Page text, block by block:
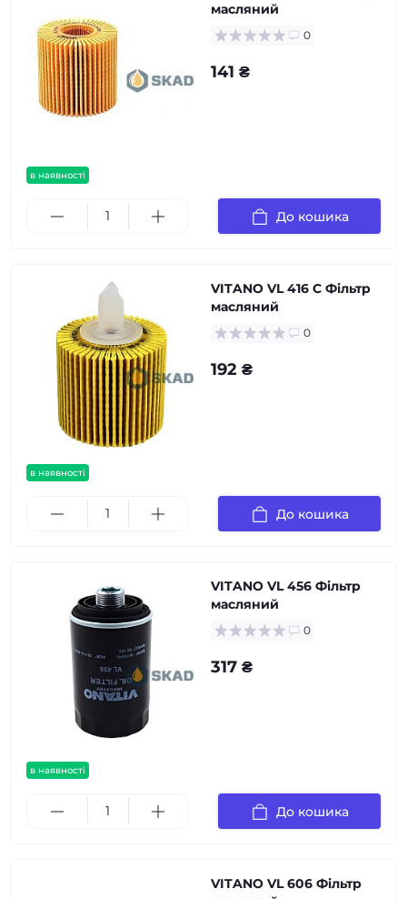
в наявності
масляний
0
141 ₴
До кошика
в наявності
VITANO VL 416 C Фільтр
масляний
0
192 ₴
До кошика
в наявності
VITANO VL 456 Фільтр
масляний
0
317 ₴
До кошика
VITANO VL 606 Фільтр